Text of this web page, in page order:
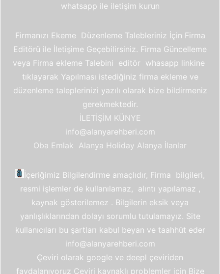
whatsapp ile iletişim kurun
Firmanızı Ekeme Düzenleme Talebleriniz İçin Firma
Editörü ile İletişime Geçebilirsiniz. Firma Güncelleme
veya Firma ekleme Talebini editör whasapp linkine
tıklayarak Yapılması istediğiniz firma ekleme ve
düzenleme taleplerinizi yazılı olarak bize bildirmeniz
gerekmektedir.
İLETİŞİM KÜNYE
info@alanyarehberi.com
Oba Emlak Alanya Holiday Alanya İlanlar
İçeriğimiz Bilgilendirme amaçlıdır, Firma bilgileri,
resmi işlemler de kullanılamaz, alıntı yapılamaz ,
kaynak gösterilemez . Bilgilerin eksik veya
yanlışlıklarından dolayı sorumlu tutulamayız. Site
kullanıcıları bu şartları kabul beyan ve taahhüt eder
info@alanyarehberi.com
Çeviri olarak google ve deepl çeviriden
faydalanıyoruz Ceviri kaynaklı problemler için Bize